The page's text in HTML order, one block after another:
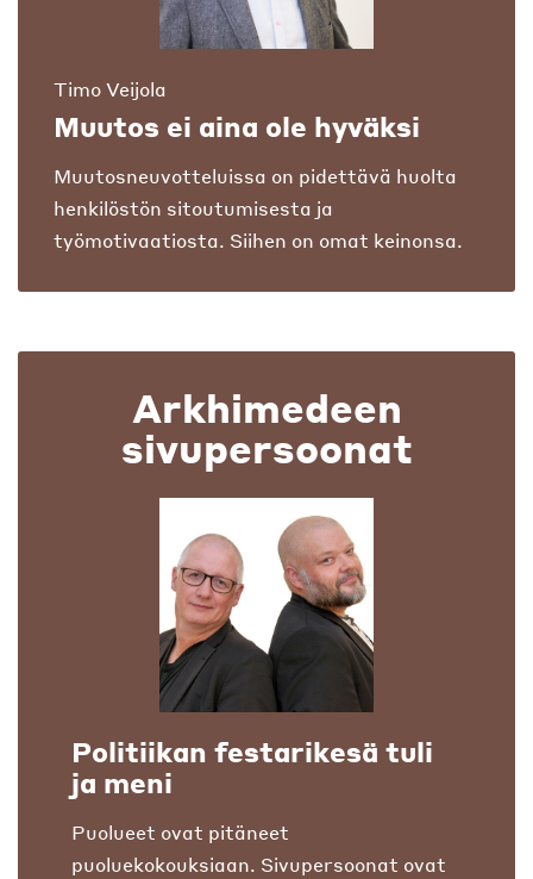
Timo Veijola
Muutos ei aina ole hyväksi
Muutosneuvotteluissa on pidettävä huolta
henkilöstön sitoutumisesta ja
työmotivaatiosta. Siihen on omat keinonsa.
Arkhimedeen
sivupersoonat
Politiikan festarikesä tuli
ja meni
Puolueet ovat pitäneet
puoluekokouksiaan. Sivupersoonat ovat